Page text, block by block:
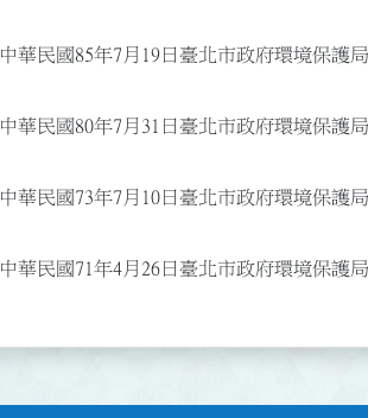
中華民國85年7月19日臺北市政府環境保護
中華民國80年7月31日臺北市政府環境保護
中華民國73年7月10日臺北市政府環境保護
中華民國71年4月26日臺北市政府環境保護